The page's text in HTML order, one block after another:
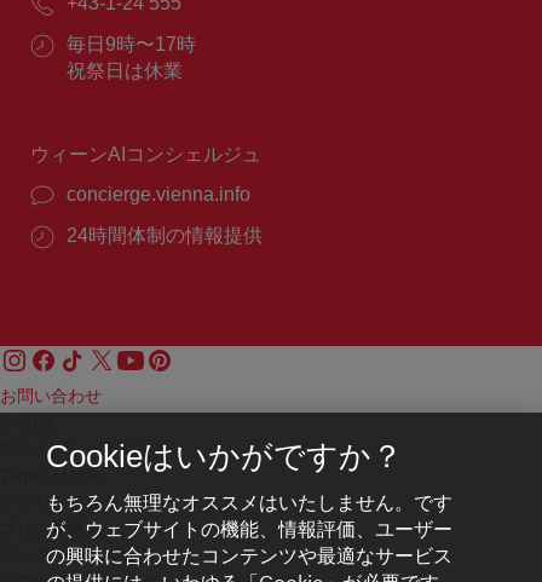
ー
ル：
番
号：
営
業
毎日9時〜17時
祝祭日は休業
ウィーンAIコンシェルジュ
concierge.vienna.info
24時間体制の情報提供
お問い合わせ
プライバシーポリシー
アクセシビリティ
プレス連絡先
クッキーの設定
Cookieはいかがですか？
もちろん無理なオススメはいたしません。です
が、ウェブサイトの機能、情報評価、ユーザー
の興味に合わせたコンテンツや最適なサービス